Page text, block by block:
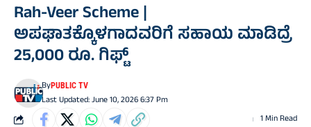
Rah-Veer Scheme |
ಅಪಘಾತಕ್ಕೊಳಗಾದವರಿಗೆ ಸಹಾಯ ಮಾಡಿದ್ರೆ
25,000 ರೂ. ಗಿಫ್ಟ್
Last Updated: June 10, 2026 6:37 Pm
ByPUBLIC TV
1 Min Read